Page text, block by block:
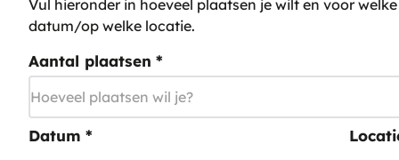
Vul hieronder in hoeveel plaatsen je wilt en voor welke
datum/op welke locatie.
Aantal plaatsen *
Datum *